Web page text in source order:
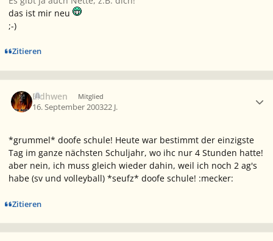
das ist mir neu
;-)
Zitieren
Eldhwen Mitglied
16. September 200322 J.
*grummel* doofe schule! Heute war bestimmt der einzigste
Tag im ganze nächsten Schuljahr, wo ihc nur 4 Stunden hatte!
aber nein, ich muss gleich wieder dahin, weil ich noch 2 ag's
habe (sv und volleyball) *seufz* doofe schule! :mecker:
Zitieren